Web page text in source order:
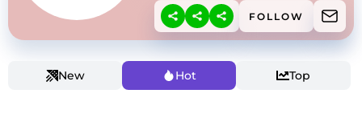
FOLLOW
New Hot Top